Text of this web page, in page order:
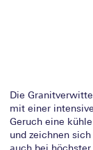
Die
mit einer
Geruch eine
und zeichnen